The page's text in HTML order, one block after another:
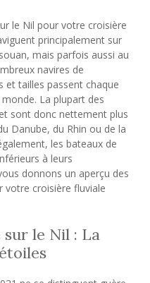
le Nil pour votre croisière
principalement sur
mais parfois aussi au
navires de
et tailles passent chaque
La plupart des
sont donc nettement plus
Danube, du Rhin ou de la
les bateaux de
à leurs
donnons un aperçu des
votre croisière fluviale
le Nil : La